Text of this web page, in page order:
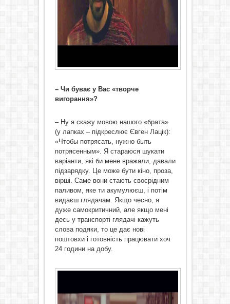
– Чи буває у Вас «творче
вигорання»?
– Ну я скажу мовою нашого «брата»
(у лапках – підкреслює Євген Лацік):
«Чтобы потрясать, нужно быть
потрясенным». Я стараюся шукати
варіанти, які би мене вражали, давали
підзарядку. Це може бути кіно, проза,
вірші. Саме вони стають своєрідним
паливом, яке ти акумулюєш, і потім
видаєш глядачам. Якщо чесно, я
дуже самокритичний, але якщо мені
десь у транспорті глядачі кажуть
слова подяки, то це дає нові
поштовхи і готовність працювати хоч
24 години на добу.